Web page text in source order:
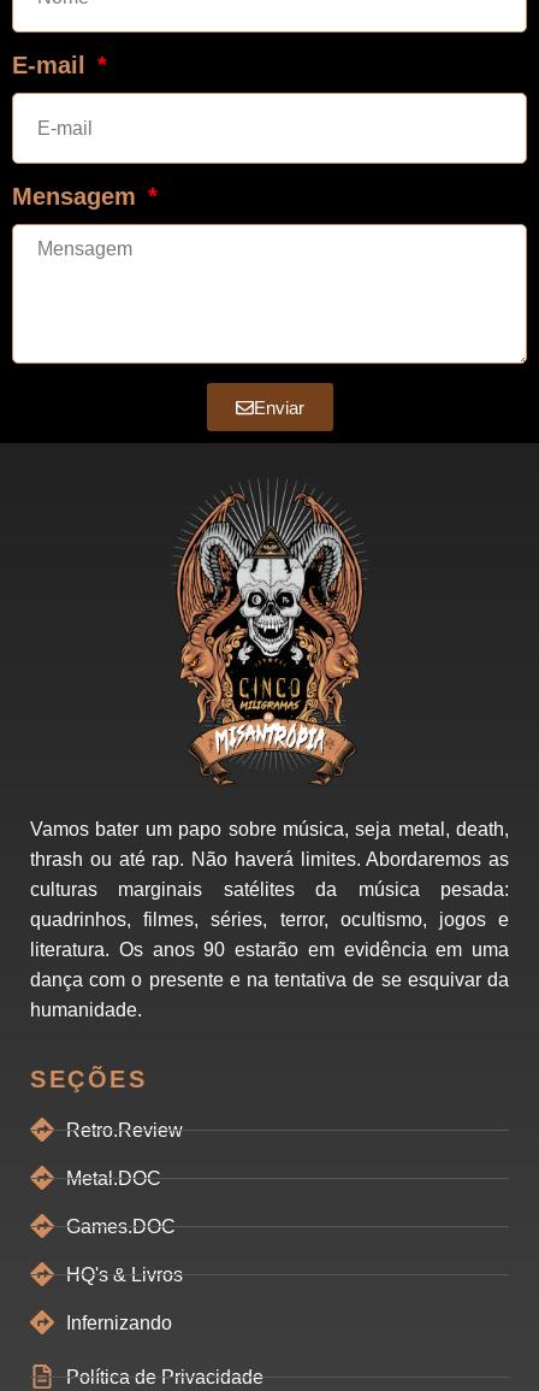
E-mail
Mensagem
Enviar
Vamos bater um papo sobre música, seja metal, death,
thrash ou até rap. Não haverá limites. Abordaremos as
culturas marginais satélites da música pesada:
quadrinhos, filmes, séries, terror, ocultismo, jogos e
literatura. Os anos 90 estarão em evidência em uma
dança com o presente e na tentativa de se esquivar da
humanidade.
SEÇÕES
Retro.Review
Metal.DOC
Games.DOC
HQ's & Livros
Infernizando
Política de Privacidade